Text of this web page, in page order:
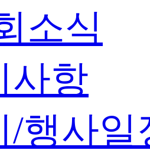
소식
사항
/행사일